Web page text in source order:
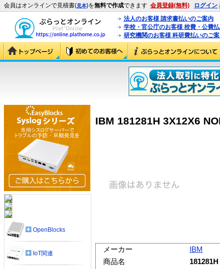
会員はオンラインで見積書(見本)を無料で作成できます 会員登録(無料) ログイン
法人のお客様 請求書払いのご案内
学校・官公庁のお客様 校費・公費
研究機関のお客様 科研費払いのご
IBM 181281H 3X12X6
メーカー
IBM
商品名
OpenBlocks
IoT関連